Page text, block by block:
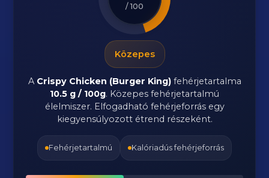
/ 100
Közepes
A Crispy Chicken (Burger King)fehérjetartalma
10.5 g / 100g. Közepes fehérjetartalmú
élelmiszer. Elfogadható fehérjeforrás egy
kiegyensúlyozott étrend részeként.
Fehérjetartalmú Kalóriadús fehérjeforrás